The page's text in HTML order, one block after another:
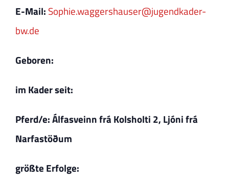
E-Mail: Sophie.waggershauser@jugendkader-
bw.de
Geboren:
im Kader seit:
Pferd/e: Álfasveinn frá Kolsholti 2, Ljóni frá
Narfastöðum
größte Erfolge: